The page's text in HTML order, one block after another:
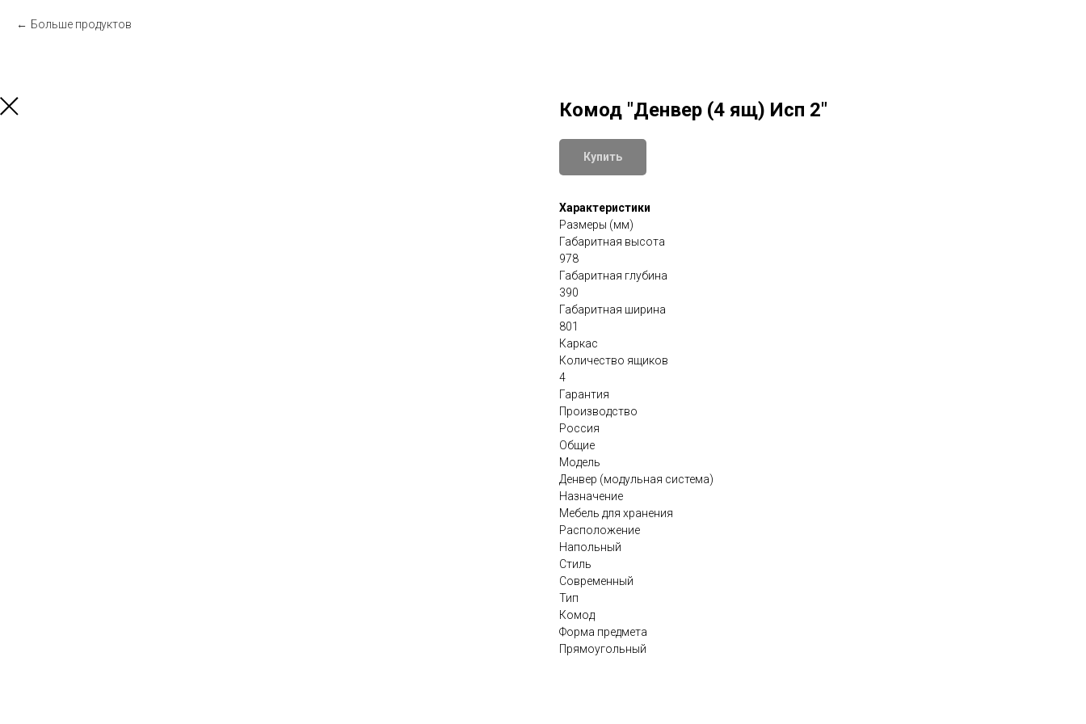
Больше продуктов
Комод "Денвер (4 ящ) Исп 2"
Купить
Характеристики
Размеры (мм)
Габаритная высота
978
Габаритная глубина
390
Габаритная ширина
801
Каркас
Количество ящиков
4
Гарантия
Производство
Россия
Общие
Модель
Денвер (модульная система)
Назначение
Мебель для хранения
Расположение
Напольный
Стиль
Современный
Тип
Комод
Форма предмета
Прямоугольный